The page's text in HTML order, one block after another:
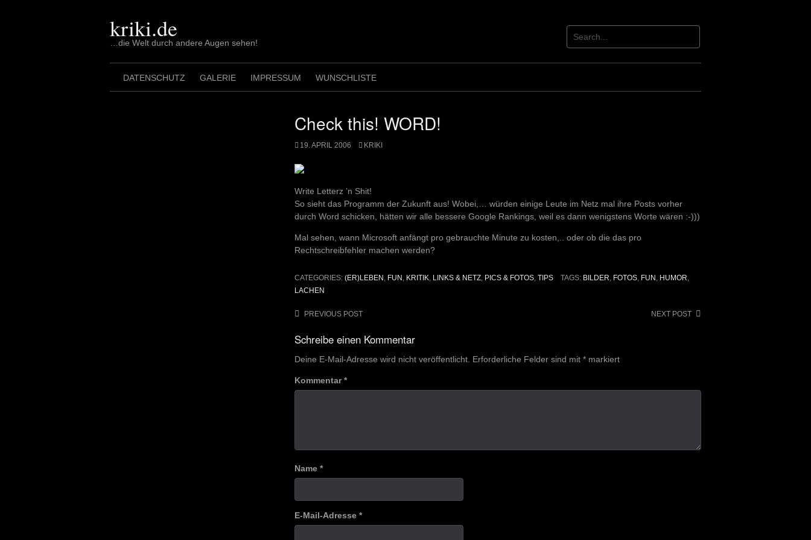
kriki.de
…die Welt durch andere Augen sehen!
DATENSCHUTZ GALERIE IMPRESSUM WUNSCHLISTE
Check this! WORD!
19. APRIL 2006 KRIKI
Write Letterz ’n Shit!
So sieht das Programm der Zukunft aus! Wobei,… würden einige Leute im Netz mal ihre Posts vorher
durch Word schicken, hätten wir alle bessere Google Rankings, weil es dann wenigstens Worte wären :-)))
Mal sehen, wann Microsoft anfängt pro gebrauchte Minute zu kosten,.. oder ob die das pro
Rechtschreibfehler machen werden?
CATEGORIES: (ER)LEBEN , FUN , KRITIK, LINKS & NETZ, PICS & FOTOS, TIPS TAGS: BILDER, FOTOS, FUN , HUMOR,
LACHEN
Post
navigation
PREVIOUS POST NEXT POST
Schreibe einen Kommentar
Deine E-Mail-Adresse wird nicht veröffentlicht. Erforderliche Felder sind mit * markiert
Kommentar*
Name *
E-Mail-Adresse *